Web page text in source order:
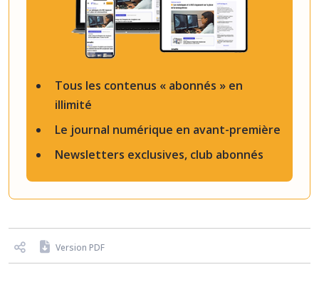
Tous les contenus « abonnés » en
illimité
Le journal numérique en avant-première
Newsletters exclusives, club abonnés
Version PDF